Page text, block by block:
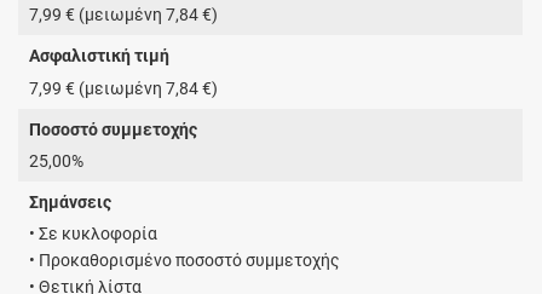
7,99 € (μειωμένη 7,84 €)
Ασφαλιστική τιμή
7,99 € (μειωμένη 7,84 €)
Ποσοστό συμμετοχής
25,00%
Σημάνσεις
• Σε κυκλοφορία
• Προκαθορισμένο ποσοστό συμμετοχής
• Θετική λίστα